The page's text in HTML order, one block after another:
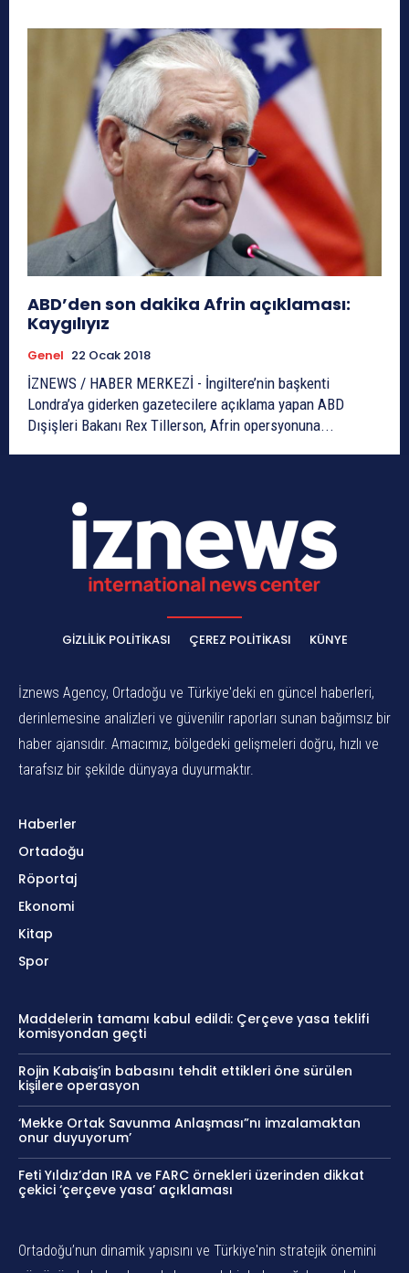
ABD’den son dakika Afrin açıklaması:
Kaygılıyız
Genel 22 Ocak 2018
İZNEWS / HABER MERKEZİ - İngiltere’nin başkenti
Londra’ya giderken gazetecilere açıklama yapan ABD
Dışişleri Bakanı Rex Tillerson, Afrin opersyonuna...
GIZLILIK POLITIKASI ÇEREZ POLITIKASI KÜNYE
İznews Agency, Ortadoğu ve Türkiye'deki en güncel haberleri,
derinlemesine analizleri ve güvenilir raporları sunan bağımsız bir
haber ajansıdır. Amacımız, bölgedeki gelişmeleri doğru, hızlı ve
tarafsız bir şekilde dünyaya duyurmaktır.
Haberler
Ortadoğu
Röportaj
Ekonomi
Kitap
Spor
Maddelerin tamamı kabul edildi: Çerçeve yasa teklifi
komisyondan geçti
Rojin Kabaiş’in babasını tehdit ettikleri öne sürülen
kişilere operasyon
‘Mekke Ortak Savunma Anlaşması”nı imzalamaktan
onur duyuyorum’
Feti Yıldız’dan IRA ve FARC örnekleri üzerinden dikkat
çekici ‘çerçeve yasa’ açıklaması
Ortadoğu’nun dinamik yapısını ve Türkiye'nin stratejik önemini